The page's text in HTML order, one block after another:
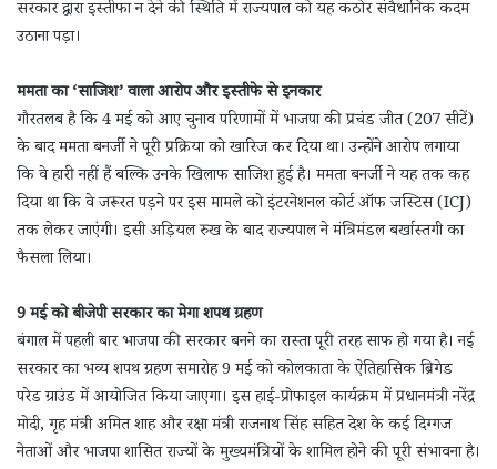
सरकार द्वारा इस्तीफा न देने की स्थिति में राज्यपाल को यह कठोर संवैधानिक कदम
उठाना पड़ा।
ममता का ‘साजिश’ वाला आरोप और इस्तीफे से इनकार
गौरतलब है कि 4 मई को आए चुनाव परिणामों में भाजपा की प्रचंड जीत (207 सीटें)
के बाद ममता बनर्जी ने पूरी प्रक्रिया को खारिज कर दिया था। उन्होंने आरोप लगाया
कि वे हारी नहीं हैं बल्कि उनके खिलाफ साजिश हुई है। ममता बनर्जी ने यह तक कह
दिया था कि वे जरूरत पड़ने पर इस मामले को इंटरनेशनल कोर्ट ऑफ जस्टिस (ICJ)
तक लेकर जाएंगी। इसी अड़ियल रुख के बाद राज्यपाल ने मंत्रिमंडल बर्खास्तगी का
फैसला लिया।
9 मई को बीजेपी सरकार का मेगा शपथ ग्रहण
बंगाल में पहली बार भाजपा की सरकार बनने का रास्ता पूरी तरह साफ हो गया है। नई
सरकार का भव्य शपथ ग्रहण समारोह 9 मई को कोलकाता के ऐतिहासिक ब्रिगेड
परेड ग्राउंड में आयोजित किया जाएगा। इस हाई-प्रोफाइल कार्यक्रम में प्रधानमंत्री नरेंद्र
मोदी, गृह मंत्री अमित शाह और रक्षा मंत्री राजनाथ सिंह सहित देश के कई दिग्गज
नेताओं और भाजपा शासित राज्यों के मुख्यमंत्रियों के शामिल होने की पूरी संभावना है।